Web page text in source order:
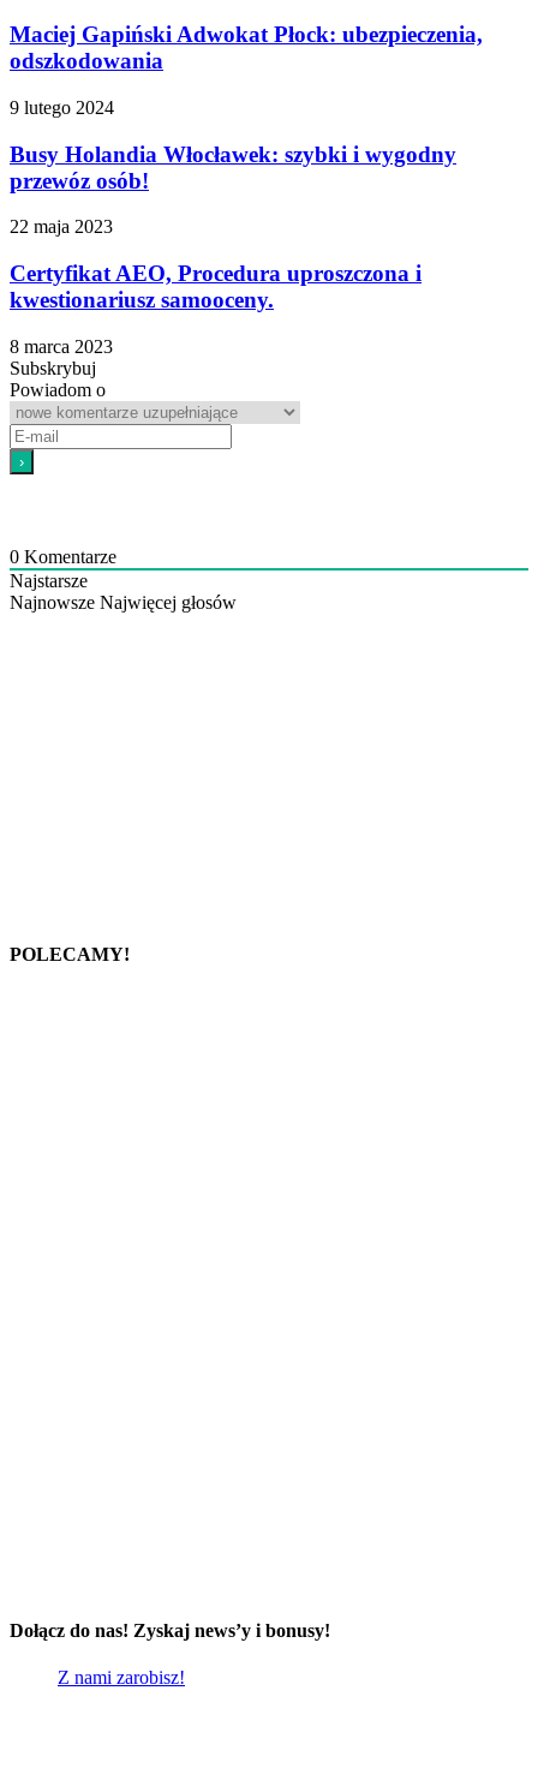
Maciej Gapiński Adwokat Płock: ubezpieczenia,
odszkodowania
9 lutego 2024
Busy Holandia Włocławek: szybki i wygodny
przewóz osób!
22 maja 2023
Certyfikat AEO, Procedura uproszczona i
kwestionariusz samooceny.
8 marca 2023
Subskrybuj
Powiadom o
0 Komentarze
Najstarsze
Najnowsze Najwięcej głosów
POLECAMY!
Dołącz do nas! Zyskaj news’y i bonusy!
Z nami zarobisz!